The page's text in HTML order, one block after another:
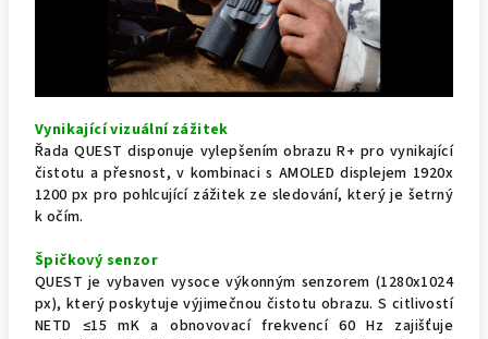
Vynikající vizuální zážitek
Řada QUEST disponuje vylepšením obrazu R+ pro vynikající
čistotu a přesnost, v kombinaci s AMOLED displejem 1920x
1200 px pro pohlcující zážitek ze sledování, který je šetrný
k očím.
Špičkový senzor
QUEST je vybaven vysoce výkonným senzorem (1280x1024
px), který poskytuje výjimečnou čistotu obrazu. S citlivostí
NETD ≤15 mK a obnovovací frekvencí 60 Hz zajišťuje